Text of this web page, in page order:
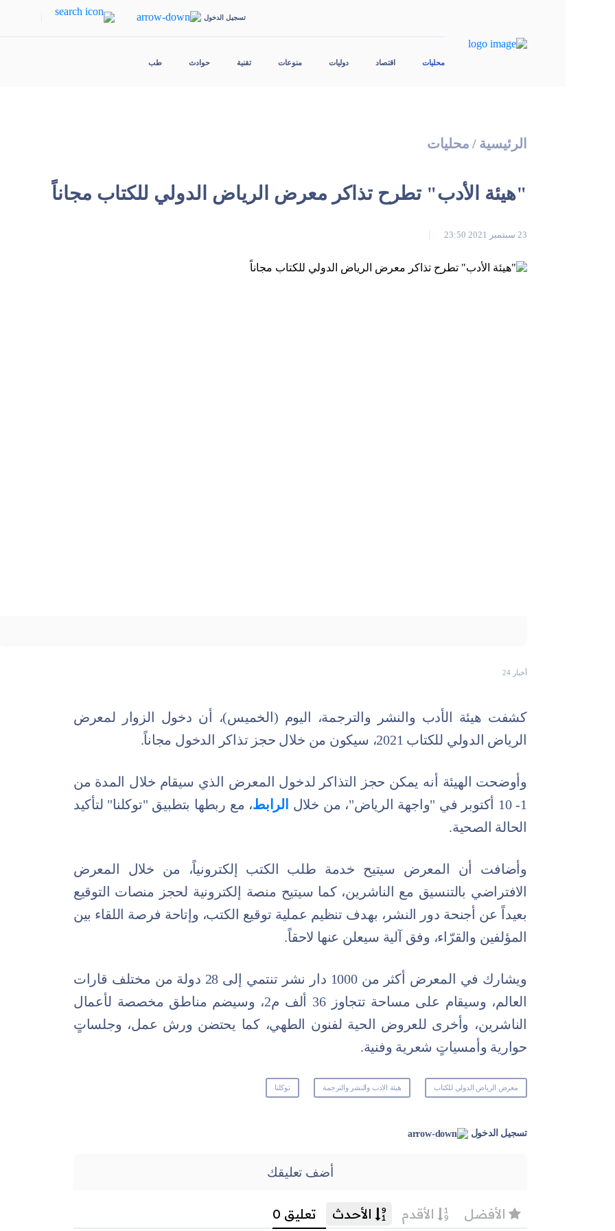
تسجيل الدخول
محليات اقتصاد دوليات منوعات تقنية حوادث طب
الرئيسية / محليات
"هيئة الأدب" تطرح تذاكر معرض الرياض الدولي للكتاب مجاناً
23 سبتمبر 2021 23:50
أخبار 24
كشفت هيئة الأدب والنشر والترجمة، اليوم (الخميس)، أن دخول الزوار لمعرض
الرياض الدولي للكتاب 2021، سيكون من خلال حجز تذاكر الدخول مجاناً.
وأوضحت الهيئة أنه يمكن حجز التذاكر لدخول المعرض الذي سيقام خلال المدة من
1- 10 أكتوبر في "واجهة الرياض"، من خلال
الرابط، مع ربطها بتطبيق "توكلنا" لتأكيد
الحالة الصحية.
وأضافت أن المعرض سيتيح خدمة طلب الكتب إلكترونياً، من خلال المعرض
الافتراضي بالتنسيق مع الناشرين، كما سيتيح منصة إلكترونية لحجز منصات التوقيع
بعيداً عن أجنحة دور النشر، بهدف تنظيم عملية توقيع الكتب، وإتاحة فرصة اللقاء بين
المؤلفين والقرّاء، وفق آلية سيعلن عنها لاحقاً.
ويشارك في المعرض أكثر من 1000 دار نشر تنتمي إلى 28 دولة من مختلف قارات
العالم، وسيقام على مساحة تتجاوز 36 ألف م2، وسيضم مناطق مخصصة لأعمال
الناشرين، وأخرى للعروض الحية لفنون الطهي، كما يحتضن ورش عمل، وجلساتٍ
حوارية وأمسياتٍ شعرية وفنية.
معرض الرياض الدولي للكتاب هيئة الادب والنشر والترجمة توكلنا
تسجيل الدخول
أضف تعليقك